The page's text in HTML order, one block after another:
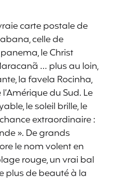
carte postale de
celle de
le Christ
… plus au loin,
la favela Rocinha,
du Sud. Le
le soleil brille, le
extraordinaire :
». De grands
le nom volent en
rouge, un vrai bal
plus de beauté à la